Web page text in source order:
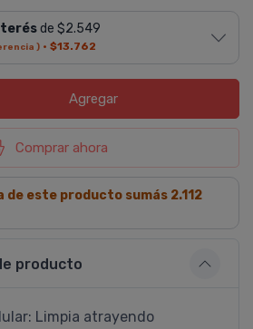
de $2.549
) · $13.762
Agregar
Comprar ahora
de este producto sumás 2.112
producto
Limpia atrayendo